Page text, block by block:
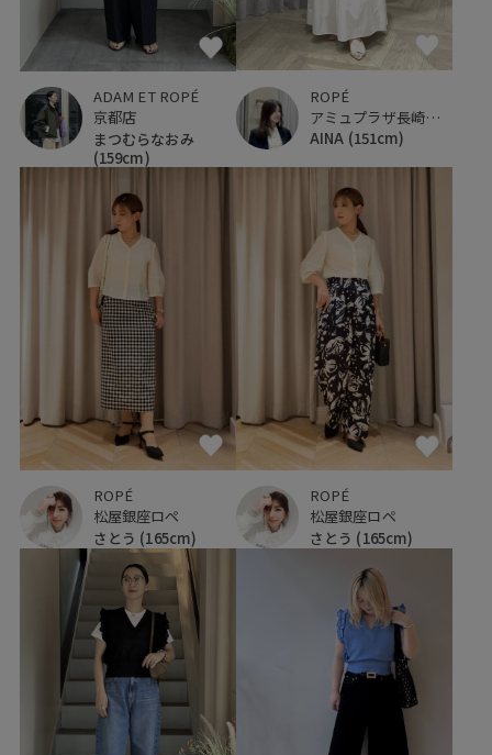
ADAM ET ROPÉ
京都店
まつむらなおみ
(159cm)
ROPÉ
アミュプラザ長崎新館
AINA (151cm)
ROPÉ
松屋銀座ロペ
さとう (165cm)
ROPÉ
松屋銀座ロペ
さとう (165cm)